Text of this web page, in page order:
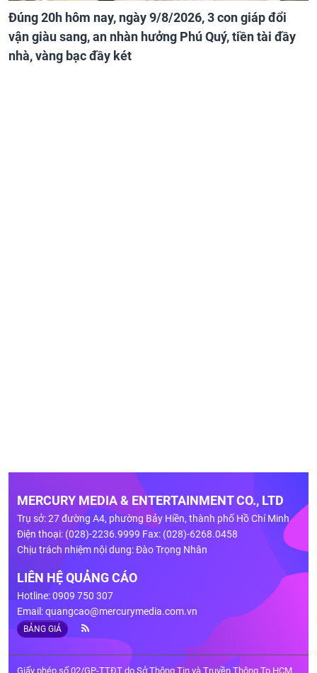
Đúng 20h hôm nay, ngày 9/8/2026, 3 con giáp đổi
vận giàu sang, an nhàn hưởng Phú Quý, tiền tài đầy
nhà, vàng bạc đầy két
MERCURY MEDIA & ENTERTAINMENT CO., LTD
Trụ sở: 27 đường A4, phường Bảy Hiền, thành phố Hồ Chí Minh
Điện thoại: (028)-2236.9999 Fax: (028)-6268.0458
Chịu trách nhiệm nội dung: Đào Trọng Nhân
LIÊN HỆ QUẢNG CÁO
Hotline: 0909 750 307
Email:quangcao@mercurymedia.com.vn
BẢNG GIÁ
Giấy phép số 02/GP-TTĐT do Sở Thông Tin và Truyền Thông Tp.HCM